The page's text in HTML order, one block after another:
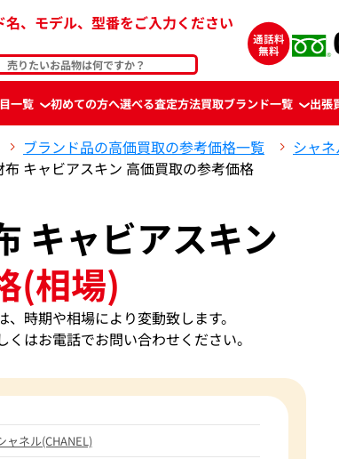
名、モデル、型番をご入力ください
一覧 初めての方へ選べる査定方法買取ブランド一覧 出張
ブランド品の高価買取の参考価格一覧
シャ
キャビアスキン 高価買取の参考価格
キャビアスキン
(相場)
時期や相場により変動致します。
はお電話でお問い合わせください。
ャネル(CHANEL)